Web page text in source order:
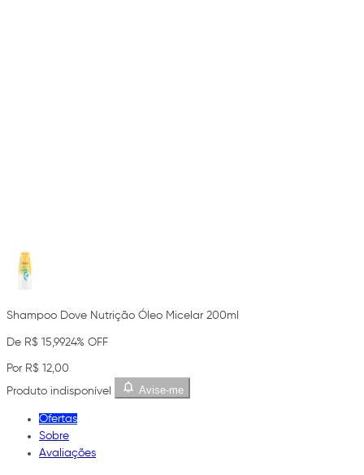
Shampoo Dove Nutrição Óleo Micelar 200ml
De R$ 15,9924% OFF
Por R$ 12,00
Produto indisponível
Avise-me
Ofertas
Sobre
Avaliações